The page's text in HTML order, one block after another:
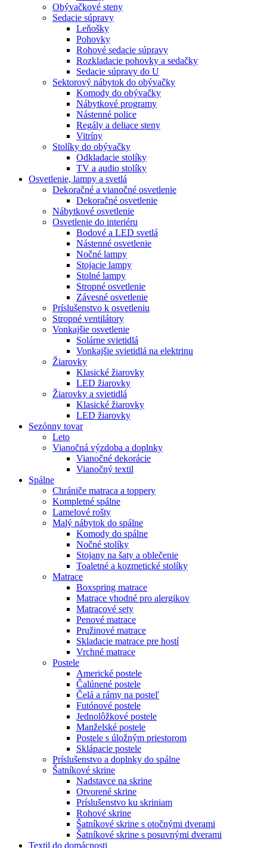
Obývačkové steny
Sedacie súpravy
Leňošky
Pohovky
Rohové sedacie súpravy
Rozkladacie pohovky a sedačky
Sedacie súpravy do U
Sektorový nábytok do obývačky
Komody do obývačky
Nábytkové programy
Nástenné police
Regály a deliace steny
Vitríny
Stolíky do obývačky
Odkladacie stolíky
TV a audio stolíky
Osvetlenie, lampy a svetlá
Dekoračné a vianočné osvetlenie
Dekoračné osvetlenie
Nábytkové osvetlenie
Osvetlenie do interiéru
Bodové a LED svetlá
Nástenné osvetlenie
Nočné lampy
Stojacie lampy
Stolné lampy
Stropné osvetlenie
Závesné osvetlenie
Príslušenstvo k osvetleniu
Stropné ventilátory
Vonkajšie osvetlenie
Solárne svietidlá
Vonkajšie svietidlá na elektrinu
Žiarovky
Klasické žiarovky
LED žiarovky
Žiarovky a svietidlá
Klasické žiarovky
LED žiarovky
Sezónny tovar
Leto
Vianočná výzdoba a doplnky
Vianočné dekorácie
Vianočný textil
Spálne
Chrániče matraca a toppery
Kompletné spálne
Lamelové rošty
Malý nábytok do spálne
Komody do spálne
Nočné stolíky
Stojany na šaty a oblečenie
Toaletné a kozmetické stolíky
Matrace
Boxspring matrace
Matrace vhodné pro alergikov
Matracové sety
Penové matrace
Pružinové matrace
Skladacie matrace pre hostí
Vrchné matrace
Postele
Americké postele
Čalúnené postele
Čelá a rámy na posteľ
Futónové postele
Jednolôžkové postele
Manželské postele
Postele s úložným priestorom
Sklápacie postele
Príslušenstvo a doplnky do spálne
Šatníkové skrine
Nadstavce na skrine
Otvorené skrine
Príslušenstvo ku skriniam
Rohové skrine
Šatníkové skrine s otočnými dverami
Šatníkové skrine s posuvnými dverami
Textil do domácnosti